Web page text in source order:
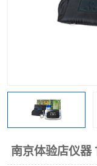
南京体验店仪器